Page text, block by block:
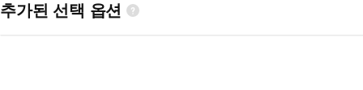
추가된 선택 옵션